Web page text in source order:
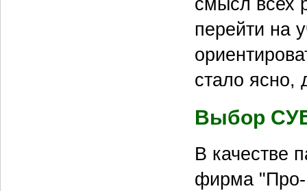
смысл всех
перейти на
стало ясно,
Выбор
В качестве
фирма